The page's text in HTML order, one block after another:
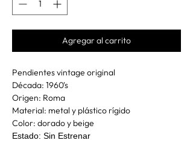
Agregar al carrito
Pendientes vintage original
Década: 1960's
Origen: Roma
Material: metal y plástico rígido
Color: dorado y beige
Estado: Sin Estrenar